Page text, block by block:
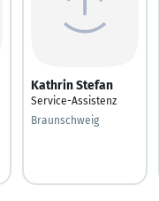
Kathrin Stefan
Service-Assistenz
Braunschweig